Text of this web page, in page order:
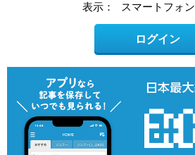
表示： スマートフォン
ログイン